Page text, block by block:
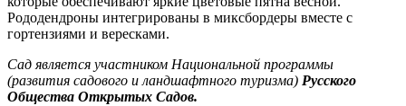
Рододендроны интегрированы в миксбордеры вместе с
гортензиями и вересками.
Сад является участником Национальной программы
(развития садового и ландшафтного туризма) Русского
Общества Открытых Садов.